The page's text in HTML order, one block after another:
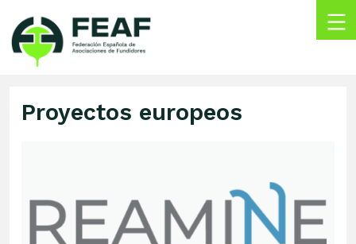
content
Asociaciones
Proyectos europeos